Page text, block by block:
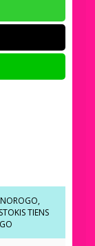
,
STOKIS TIENS